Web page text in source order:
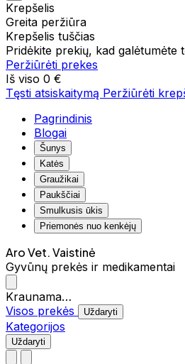
Krepšelis
Greita peržiūra
Krepšelis tuščias
Pridėkite prekių, kad galėtumėte
Peržiūrėti prekes
Iš viso 0 €
Tęsti atsiskaitymą Peržiūrėti
Pagrindinis
Blogai
Šunys
Katės
Graužikai
Paukščiai
Smulkusis ūkis
Priemonės nuo kenkėjų
Aro Vet. Vaistinė
Gyvūnų prekės ir medikamentai
Kraunama…
Visos prekės
Uždaryti
Kategorijos
Uždaryti